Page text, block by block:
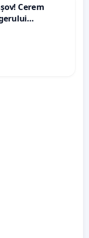
Cerem
Lucian-Marius!